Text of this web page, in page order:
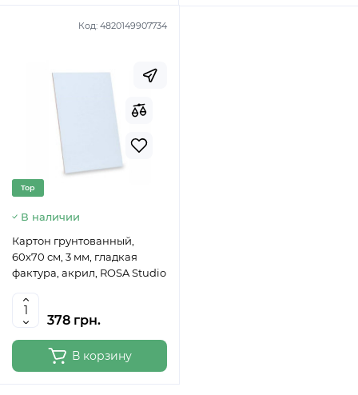
Код: 4820149907734
Top
В наличии
Картон грунтованный,
60х70 см, 3 мм, гладкая
фактура, акрил, ROSA Studio
378 грн.
В корзину